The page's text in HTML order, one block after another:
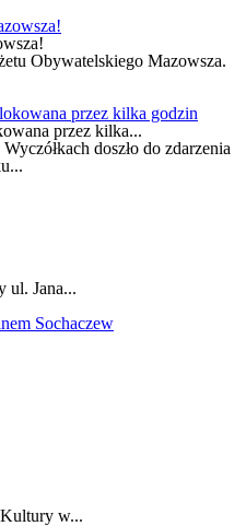
Obywatelskiego Mazowsza.
przez kilka...
doszło do zdarzenia
ul. Jana...
w...